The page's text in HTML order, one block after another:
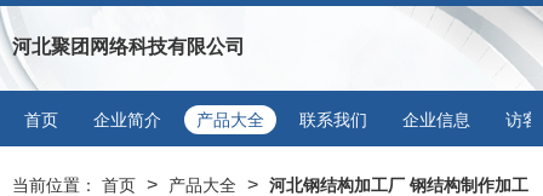
河北聚团网络科技有限公司
首页 企业简介 产品大全 联系我们 企业信息 访客
当前位置： 首页 > 产品大全 > 河北钢结构加工厂 钢结构制作加工